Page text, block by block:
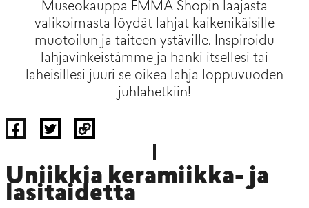
Museokauppa EMMA Shopin laajasta
valikoimasta löydät lahjat kaikenikäisille
muotoilun ja taiteen ystäville. Inspiroidu
lahjavinkeistämme ja hanki itsellesi tai
läheisillesi juuri se oikea lahja loppuvuoden
juhlahetkiin!
Uniikkia keramiikka- ja
lasitaidetta